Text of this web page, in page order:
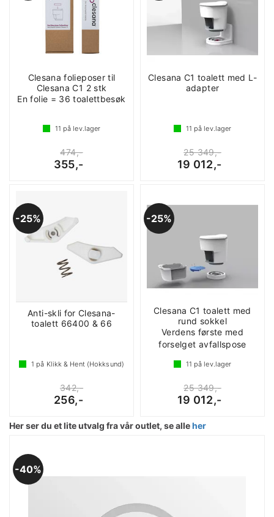
Clesana folieposer til
Clesana C1 2 stk
En folie = 36 toalettbesøk
11 på lev.lager
474,-
355,-
Clesana C1 toalett med L-
adapter
11 på lev.lager
25 349,-
19 012,-
25%
Anti-skli for Clesana-
toalett 66400 & 66
1 på Klikk & Hent (Hokksund)
342,-
256,-
25%
Clesana C1 toalett med
rund sokkel
Verdens første med
forselget avfallspose
11 på lev.lager
25 349,-
19 012,-
Her ser du et lite utvalg fra vår outlet, se alleher
40%